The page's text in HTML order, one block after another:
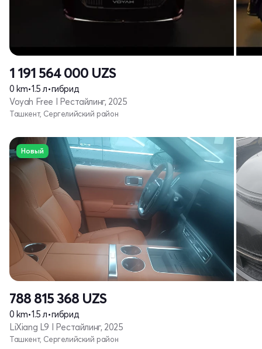
1 191 564 000 UZS
0 km•1.5 л•гибрид
Voyah Free I Рестайлинг, 2025
Ташкент, Сергелийский район
Новый
788 815 368 UZS
0 km•1.5 л•гибрид
LiXiang L9 I Рестайлинг, 2025
Ташкент, Сергелийский район